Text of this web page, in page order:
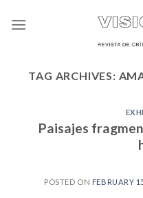
TAG ARCHIVES:
Paisajes
POSTED ON FEBRUARY